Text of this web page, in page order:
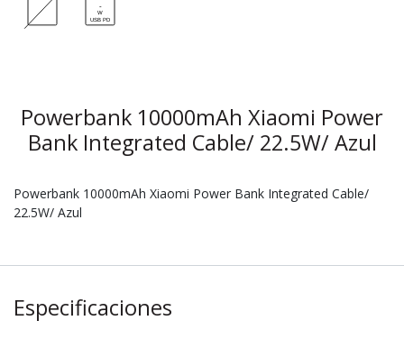
Powerbank 10000mAh Xiaomi Power
Bank Integrated Cable/ 22.5W/ Azul
Powerbank 10000mAh Xiaomi Power Bank Integrated Cable/
22.5W/ Azul
Especificaciones